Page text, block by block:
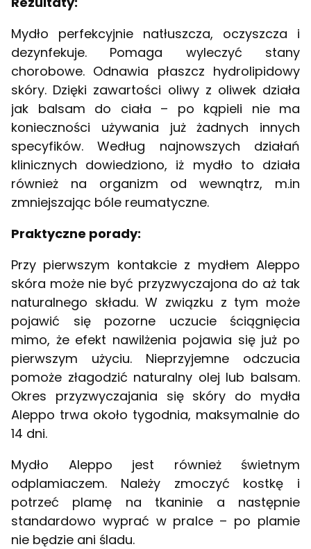
Mydło perfekcyjnie natłuszcza, oczyszcza i
dezynfekuje. Pomaga wyleczyć stany
chorobowe. Odnawia płaszcz hydrolipidowy
skóry. Dzięki zawartości oliwy z oliwek działa
jak balsam do ciała – po kąpieli nie ma
konieczności używania już żadnych innych
specyfików. Według najnowszych działań
klinicznych dowiedziono, iż mydło to działa
również na organizm od wewnątrz, m.in
zmniejszając bóle reumatyczne.
Praktyczne porady:
Przy pierwszym kontakcie z mydłem Aleppo
skóra może nie być przyzwyczajona do aż tak
naturalnego składu. W związku z tym może
pojawić się pozorne uczucie ściągnięcia
mimo, że efekt nawilżenia pojawia się już po
pierwszym użyciu. Nieprzyjemne odczucia
pomoże złagodzić naturalny olej lub balsam.
Okres przyzwyczajania się skóry do mydła
Aleppo trwa około tygodnia, maksymalnie do
14 dni.
Mydło Aleppo jest również świetnym
odplamiaczem. Należy zmoczyć kostkę i
potrzeć plamę na tkaninie a następnie
standardowo wyprać w pralce – po plamie
nie będzie ani śladu.